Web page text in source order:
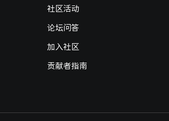
社区活动
论坛问答
加入社区
贡献者指南